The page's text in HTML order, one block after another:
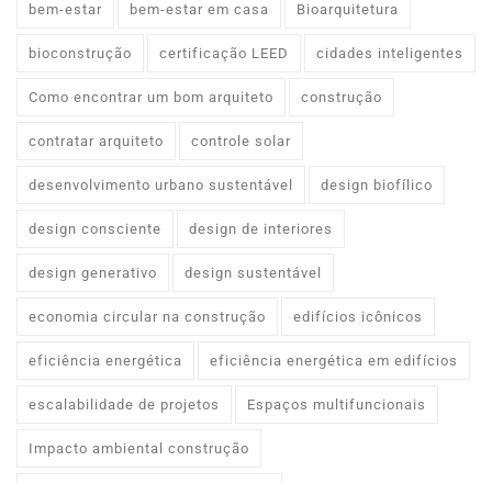
bem-estar bem-estar em casa Bioarquitetura
bioconstrução certificação LEED cidades inteligentes
Como encontrar um bom arquiteto construção
contratar arquiteto controle solar
desenvolvimento urbano sustentável design biofílico
design consciente design de interiores
design generativo design sustentável
economia circular na construção edifícios icônicos
eficiência energética eficiência energética em edifícios
escalabilidade de projetos Espaços multifuncionais
Impacto ambiental construção